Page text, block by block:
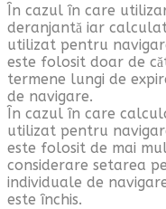
În cazul în care
deranjantă iar
utilizat pentru
este folosit doar de
termene lungi de
de navigare.
În cazul în care
utilizat pentru
este folosit de mai
considerare setarea
individuale de
este închis.